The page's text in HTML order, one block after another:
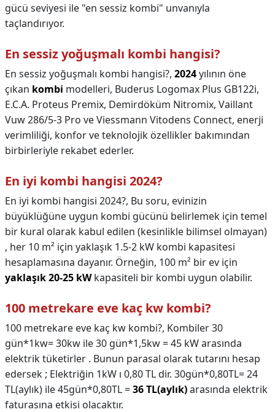
gücü seviyesi ile "en sessiz kombi" unvanıyla
taçlandırıyor.
En sessiz yoğuşmalı kombi hangisi?
En sessiz yoğuşmalı kombi hangisi?, 2024yılının öne
çıkan kombi modelleri, Buderus Logomax Plus GB122i,
E.C.A. Proteus Premix, Demirdöküm Nitromix, Vaillant
Vuw 286/5-3 Pro ve Viessmann Vitodens Connect, enerji
verimliliği, konfor ve teknolojik özellikler bakımından
birbirleriyle rekabet ederler.
En iyi kombi hangisi 2024?
En iyi kombi hangisi 2024?, Bu soru, evinizin
büyüklüğüne uygun kombi gücünü belirlemek için temel
bir kural olarak kabul edilen (kesinlikle bilimsel olmayan)
, her 10 m² için yaklaşık 1.5-2 kW kombi kapasitesi
hesaplamasına dayanır. Örneğin, 100 m² bir ev için
yaklaşık 20-25 kWkapasiteli bir kombi uygun olabilir.
100 metrekare eve kaç kw kombi?
100 metrekare eve kaç kw kombi?, Kombiler 30
gün*1kw= 30kw ile 30 gün*1,5kw = 45 kW arasında
elektrik tüketirler . Bunun parasal olarak tutarını hesap
edersek ; Elektriğin 1kW ı 0,80 TL dir. 30gün*0,80TL= 24
TL(aylık) ile 45gün*0,80TL =36 TL(aylık)arasında elektrik
faturasına etkisi olacaktır.